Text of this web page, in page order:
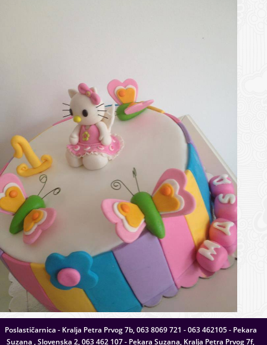
Poslastičarnica - Kralja Petra Prvog 7b, 063 8069 721 - 063 462105 - Pekara
Suzana , Slovenska 2, 063 462 107 - Pekara Suzana, Kralja Petra Prvog 7f,